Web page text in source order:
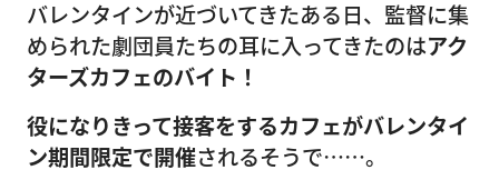
バレンタインが近づいてきたある日、監督に集
められた劇団員たちの耳に入ってきたのはアク
ターズカフェのバイト！
役になりきって接客をするカフェがバレンタイ
ン期間限定で開催されるそうで……。